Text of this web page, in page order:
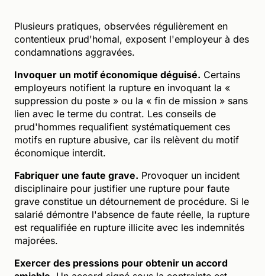
Plusieurs pratiques, observées régulièrement en
contentieux prud'homal, exposent l'employeur à des
condamnations aggravées.
Invoquer un motif économique déguisé. Certains
employeurs notifient la rupture en invoquant la «
suppression du poste » ou la « fin de mission » sans
lien avec le terme du contrat. Les conseils de
prud'hommes requalifient systématiquement ces
motifs en rupture abusive, car ils relèvent du motif
économique interdit.
Fabriquer une faute grave. Provoquer un incident
disciplinaire pour justifier une rupture pour faute
grave constitue un détournement de procédure. Si le
salarié démontre l'absence de faute réelle, la rupture
est requalifiée en rupture illicite avec les indemnités
majorées.
Exercer des pressions pour obtenir un accord